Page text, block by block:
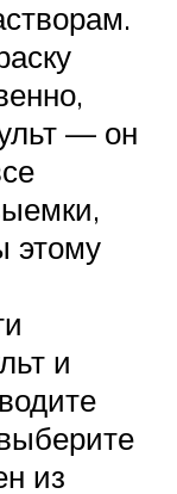
— он
этому
и
из